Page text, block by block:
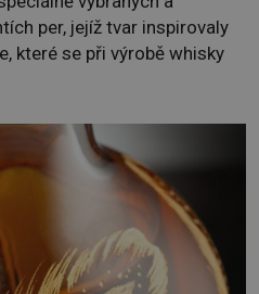
per, jejíž tvar inspirovaly
které se při výrobě whisky